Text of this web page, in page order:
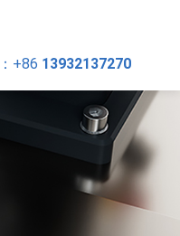
+86 13932137270